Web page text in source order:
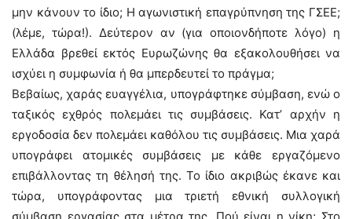
μην κάνουν το ίδιο; Η αγωνιστική επαγρύπνηση της ΓΣΕΕ;
(λέμε, τώρα!). Δεύτερον αν (για οποιονδήποτε λόγο) η
Ελλάδα βρεθεί εκτός Ευρωζώνης θα εξακολουθήσει να
ισχύει η συμφωνία ή θα μπερδευτεί το πράγμα;
Βεβαίως, χαράς ευαγγέλια, υπογράφτηκε σύμβαση, ενώ ο
ταξικός εχθρός πολεμάει τις συμβάσεις. Κατ’ αρχήν η
εργοδοσία δεν πολεμάει καθόλου τις συμβάσεις. Μια χαρά
υπογράφει ατομικές συμβάσεις με κάθε εργαζόμενο
επιβάλλοντας τη θέλησή της. Το ίδιο ακριβώς έκανε και
τώρα, υπογράφοντας μια τριετή εθνική συλλογική